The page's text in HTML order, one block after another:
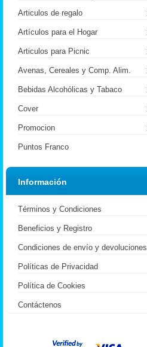
Articulos de regalo
Artículos para el Hogar
Articulos para Picnic
Avenas, Cereales y Comp. Alim.
Bebidas Alcohólicas y Tabaco
Cover
Promocion
Puntos Franco
Información
Términos y Condiciones
Beneficios y Registro
Condiciones de envío y devoluciones
Políticas de Privacidad
Política de Cookies
Contáctenos